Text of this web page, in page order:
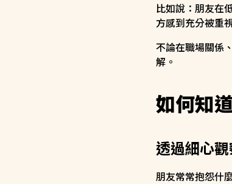
比如說：朋友在
方感到充分被重
不論在職場關係
解。
如何知
透過細心
朋友常常抱怨什